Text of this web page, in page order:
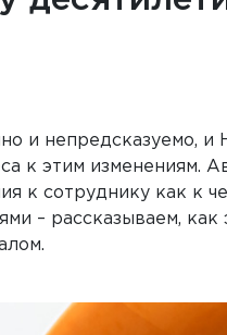
и непредсказуемо, и
к этим изменениям.
к сотруднику как к
– рассказываем, как